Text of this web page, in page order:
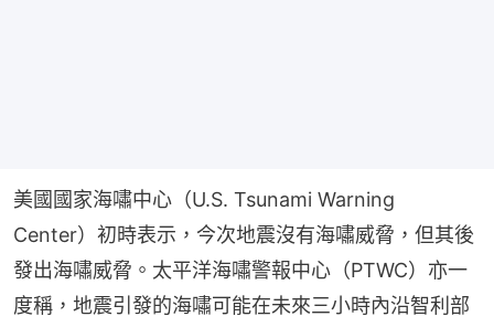
美國國家海嘯中心（U.S. Tsunami Warning
Center）初時表示，今次地震沒有海嘯威脅，但其後
發出海嘯威脅。太平洋海嘯警報中心（PTWC）亦一
度稱，地震引發的海嘯可能在未來三小時內沿智利部